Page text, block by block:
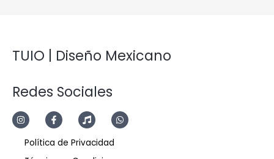
TUIO | Diseño Mexicano
Redes Sociales
Política de Privacidad